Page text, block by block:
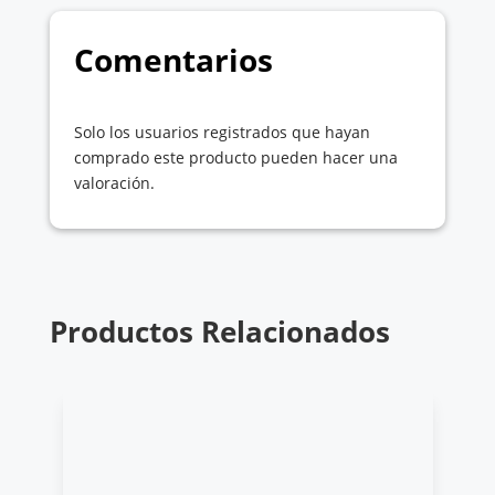
Comentarios
Solo los usuarios registrados que hayan
comprado este producto pueden hacer una
valoración.
Productos Relacionados